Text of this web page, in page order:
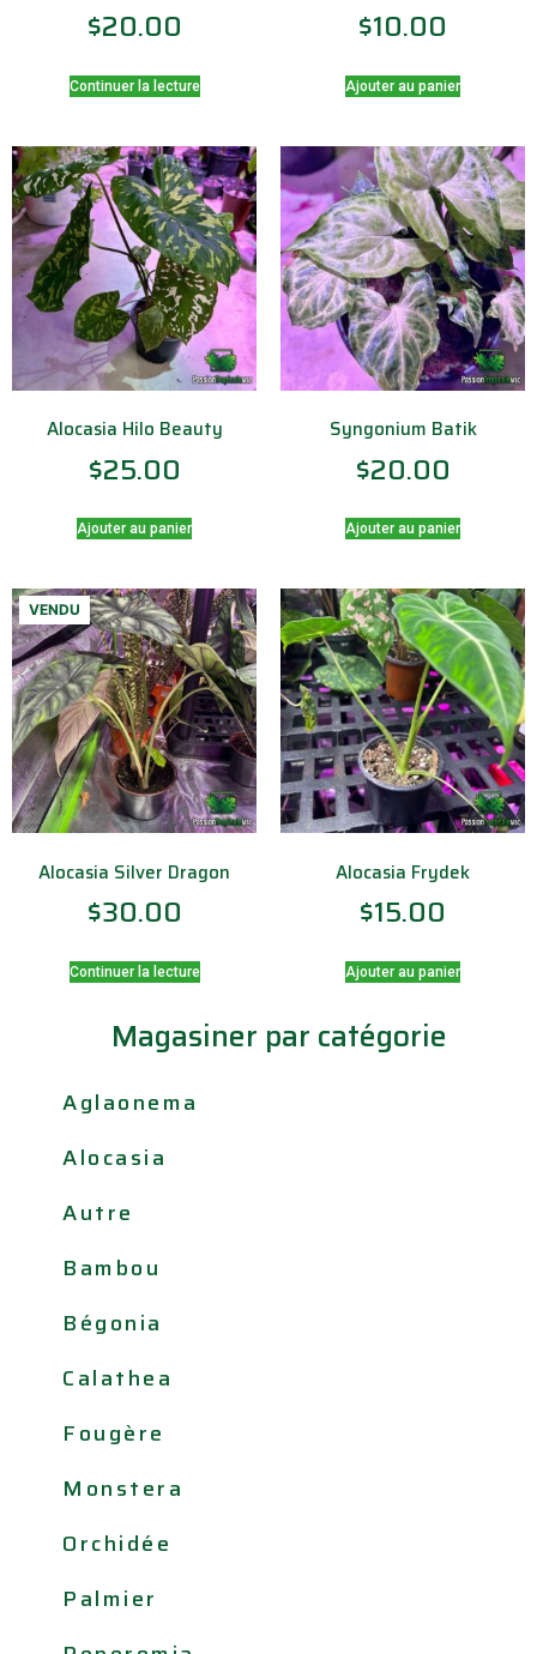
$20.00
Continuer la lecture
$10.00
Ajouter au panier
Alocasia Hilo Beauty
$25.00
Ajouter au panier
Syngonium Batik
$20.00
Ajouter au panier
VENDU
Alocasia Silver Dragon
$30.00
Continuer la lecture
Alocasia Frydek
$15.00
Ajouter au panier
Magasiner par catégorie
Aglaonema
Alocasia
Autre
Bambou
Bégonia
Calathea
Fougère
Monstera
Orchidée
Palmier